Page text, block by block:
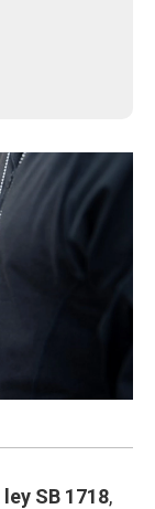
ley SB 1718,